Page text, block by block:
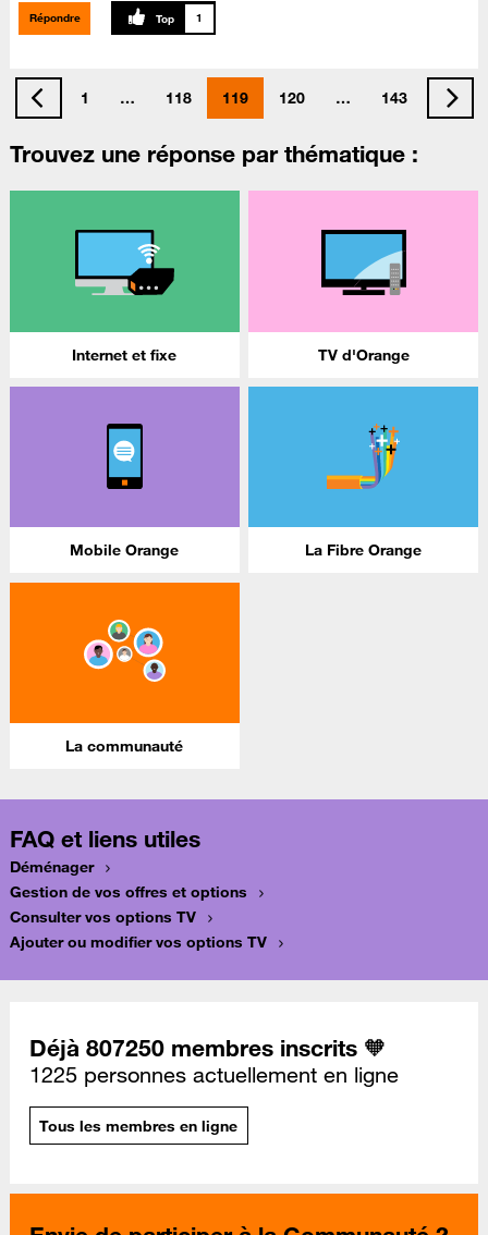
Répondre 1
1 … 118 119 120 … 143
Trouvez une réponse par thématique :
Internet et fixe TV d'Orange
Mobile Orange La Fibre Orange
La communauté
FAQ et liens utiles
Déménager
Gestion de vos offres et options
Consulter vos options TV
Ajouter ou modifier vos options TV
Déjà 807250 membres inscrits 🧡
1225 personnes actuellement en ligne
Tous les membres en ligne